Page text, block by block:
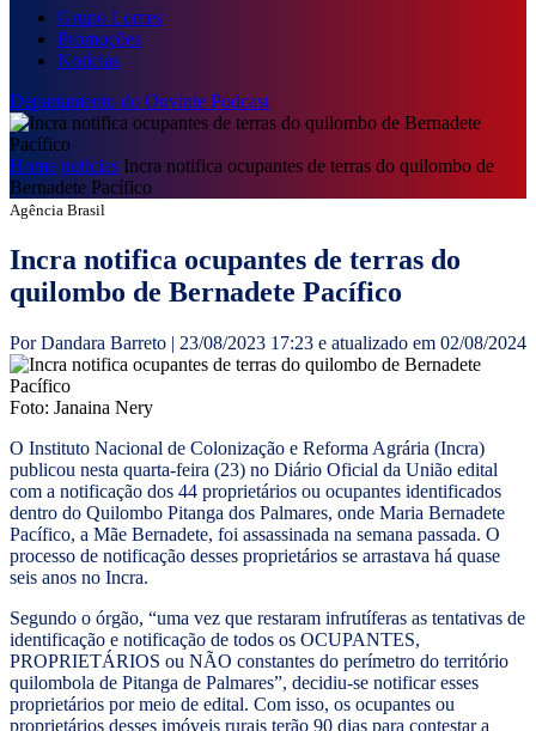
Grupo Lomes
Promoções
Notícias
Departamento do Ouvinte Podcast
Home notícias Incra notifica ocupantes de terras do quilombo de
Bernadete Pacífico
Agência Brasil
Incra notifica ocupantes de terras do
quilombo de Bernadete Pacífico
Por Dandara Barreto | 23/08/2023 17:23 e atualizado em 02/08/2024
Foto: Janaina Nery
O Instituto Nacional de Colonização e Reforma Agrária (Incra)
publicou nesta quarta-feira (23) no Diário Oficial da União edital
com a notificação dos 44 proprietários ou ocupantes identificados
dentro do Quilombo Pitanga dos Palmares, onde Maria Bernadete
Pacífico, a Mãe Bernadete, foi assassinada na semana passada. O
processo de notificação desses proprietários se arrastava há quase
seis anos no Incra.
Segundo o órgão, “uma vez que restaram infrutíferas as tentativas de
identificação e notificação de todos os OCUPANTES,
PROPRIETÁRIOS ou NÃO constantes do perímetro do território
quilombola de Pitanga de Palmares”, decidiu-se notificar esses
proprietários por meio de edital. Com isso, os ocupantes ou
proprietários desses imóveis rurais terão 90 dias para contestar a